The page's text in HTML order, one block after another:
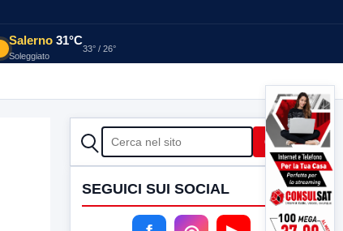
Salerno 31°C
Soleggiato
33° / 26°
CERCA Cerca
SEGUICI SUI SOCIAL